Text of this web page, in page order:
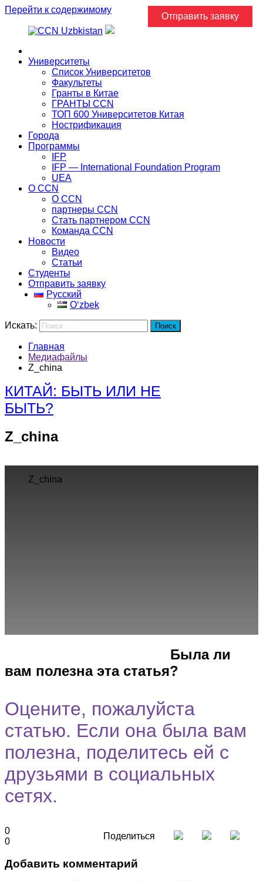
Перейти к содержимому
Университеты
Список Университетов
Факультеты
Гранты в Китае
ГРАНТЫ ССN
ТОП 600 Университетов Китая
Нострификация
Города
Программы
IFP
IFP — International Foundation Program
UEA
О CCN
О CCN
партнеры ССN
Стать партнером CCN
Команда ССN
Новости
Видео
Статьи
Студенты
Отправить заявку
Русский
Oʻzbek
Искать: Поиск
Главная
Медиафайлы
Z_china
КИТАЙ: БЫТЬ ИЛИ НЕ
БЫТЬ?
Z_china
Отправить заявку
Z_china
Была ли
вам полезна эта статья?
Оцените, пожалуйста
статью. Если она была вам
полезна, поделитесь ей с
друзьями в социальных
сетях.
0
0
Поделиться
Добавить комментарий